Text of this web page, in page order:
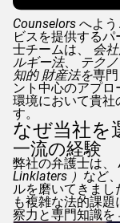
Counselors へよ
ビスを提供する
士チームは、
会
ルギー法、 テク
知的 財産法を専
ント中心のアプ
環境において貴社
す。
なぜ当社を
一流の経験
弊社の弁護士は、
Linklaters ） など、
ルを磨いてきま
も複雑な法的課
察力と専門知識を